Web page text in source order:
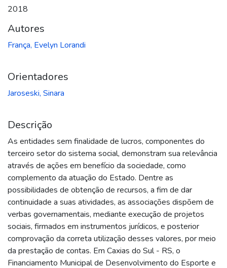
2018
Autores
França, Evelyn Lorandi
Orientadores
Jaroseski, Sinara
Descrição
As entidades sem finalidade de lucros, componentes do
terceiro setor do sistema social, demonstram sua relevância
através de ações em benefício da sociedade, como
complemento da atuação do Estado. Dentre as
possibilidades de obtenção de recursos, a fim de dar
continuidade a suas atividades, as associações dispõem de
verbas governamentais, mediante execução de projetos
sociais, firmados em instrumentos jurídicos, e posterior
comprovação da correta utilização desses valores, por meio
da prestação de contas. Em Caxias do Sul - RS, o
Financiamento Municipal de Desenvolvimento do Esporte e